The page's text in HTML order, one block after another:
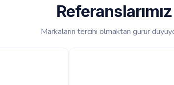
Referanslarımız
Markaların tercihi olmaktan gurur